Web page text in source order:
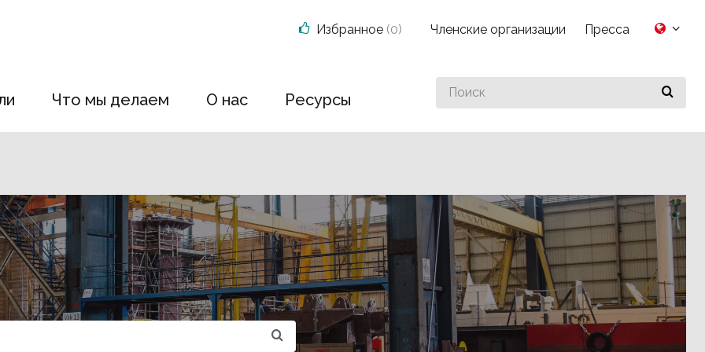
Что мы делаем О нас Ресурсы
Search
for
Избранное (0) Членские организации Пресса